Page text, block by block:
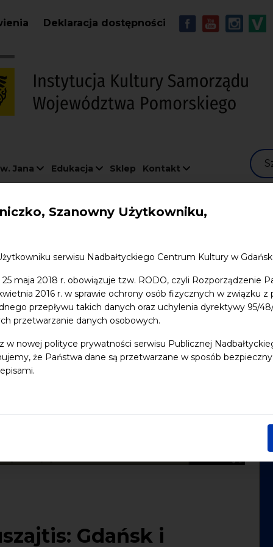
Szanowny Użytkowniku,
serwisu Nadbałtyckiego Centrum Kultury w
maja 2018 r. obowiązuje tzw. RODO, czyli Rozporządzenie
2016 r. w sprawie ochrony osób fizycznych w związku
przepływu takich danych oraz uchylenia dyrektywy 95/
przetwarzanie danych osobowych.
w nowej polityce prywatności serwisu Publicznej
że Państwa dane są przetwarzane w sposób
Deklaracja dostępności MENU -
Jana Edukacja Sklep Kontakt
Gdańsk i